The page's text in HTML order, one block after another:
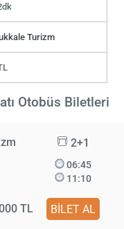
Turizm
Otobüs Biletleri
2+1
06:45
11:10
TL BİLET AL